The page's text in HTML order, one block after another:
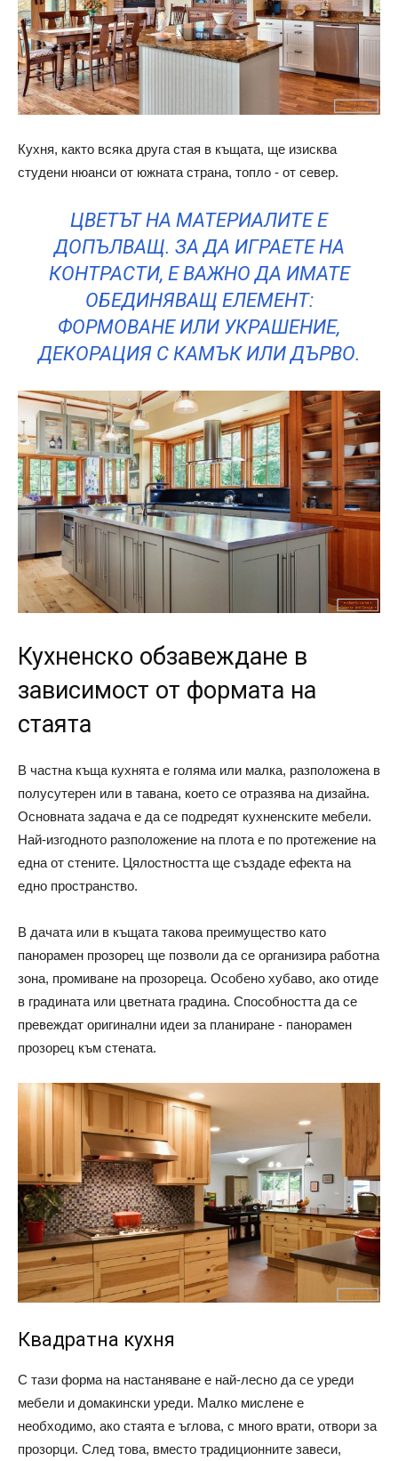
Кухня, както всяка друга стая в къщата, ще изисква
студени нюанси от южната страна, топло - от север.
ЦВЕТЪТ НА МАТЕРИАЛИТЕ Е
ДОПЪЛВАЩ. ЗА ДА ИГРАЕТЕ НА
КОНТРАСТИ, Е ВАЖНО ДА ИМАТЕ
ОБЕДИНЯВАЩ ЕЛЕМЕНТ:
ФОРМОВАНЕ ИЛИ УКРАШЕНИЕ,
ДЕКОРАЦИЯ С КАМЪК ИЛИ ДЪРВО.
Кухненско обзавеждане в
зависимост от формата на
стаята
В частна къща кухнята е голяма или малка, разположена в
полусутерен или в тавана, което се отразява на дизайна.
Основната задача е да се подредят кухненските мебели.
Най-изгодното разположение на плота е по протежение на
една от стените. Цялостността ще създаде ефекта на
едно пространство.
В дачата или в къщата такова преимущество като
панорамен прозорец ще позволи да се организира работна
зона, промиване на прозореца. Особено хубаво, ако отиде
в градината или цветната градина. Способността да се
превеждат оригинални идеи за планиране - панорамен
прозорец към стената.
Квадратна кухня
С тази форма на настаняване е най-лесно да се уреди
мебели и домакински уреди. Малко мислене е
необходимо, ако стаята е ъглова, с много врати, отвори за
прозорци. След това, вместо традиционните завеси,